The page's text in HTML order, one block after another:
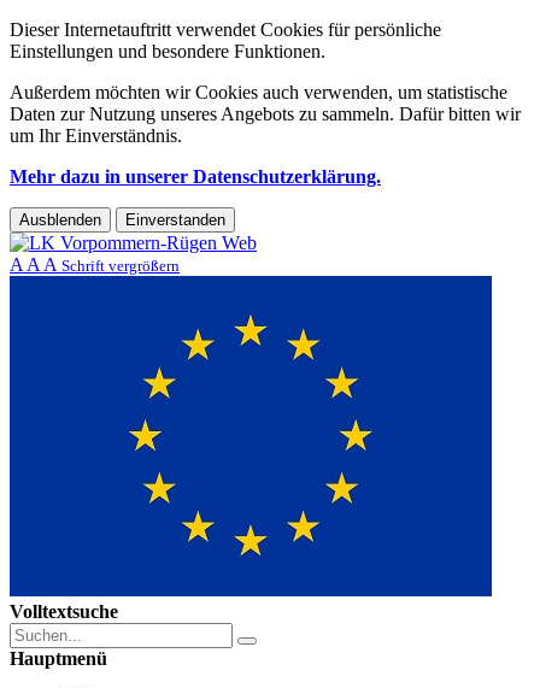
Dieser Internetauftritt verwendet Cookies für persönliche
Einstellungen und besondere Funktionen.
Außerdem möchten wir Cookies auch verwenden, um statistische
Daten zur Nutzung unseres Angebots zu sammeln. Dafür bitten wir
um Ihr Einverständnis.
Mehr dazu in unserer Datenschutzerklärung.
Ausblenden Einverstanden
A A A Schrift vergrößern
Volltextsuche
Hauptmenü